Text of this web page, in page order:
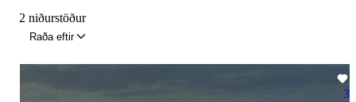
2 niðurstöður
Raða eftir
3